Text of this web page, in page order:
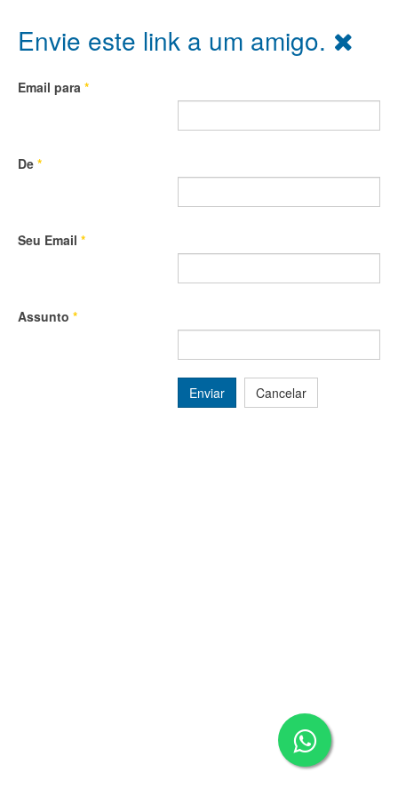
Envie este link a um amigo.
Email para *
De *
Seu Email *
Assunto *
Enviar Cancelar